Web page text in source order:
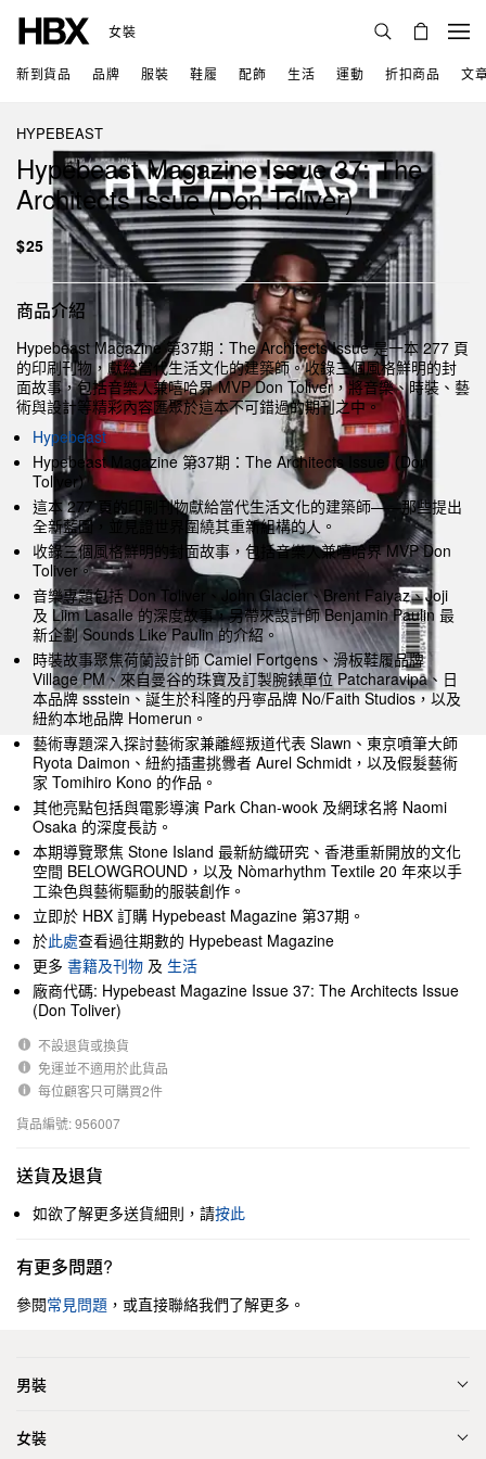
女裝
新到貨品 品牌 服裝 鞋履 配飾 生活 運動 折扣商品 文
HYPEBEAST
Hypebeast Magazine Issue 37: The
Architects Issue (Don Toliver)
$25
商品介紹
Hypebeast Magazine 第37期：The Architects Issue 是一本 277 頁
的印刷刊物，獻給當代生活文化的建築師。收錄三個風格鮮明的封
面故事，包括音樂人兼嘻哈界 MVP Don Toliver，將音樂、時裝、藝
術與設計等精彩內容匯聚於這本不可錯過的期刊之中。
Hypebeast
Hypebeast Magazine 第37期：The Architects Issue（Don
Toliver）
這本 277 頁的印刷刊物獻給當代生活文化的建築師——那些提出
全新藍圖，並見證世界圍繞其重新組構的人。
收錄三個風格鮮明的封面故事，包括音樂人兼嘻哈界 MVP Don
Toliver。
音樂專題包括 Don Toliver、John Glacier、Brent Faiyaz、Joji
及 Liim Lasalle 的深度故事，另帶來設計師 Benjamin Paulin 最
新企劃 Sounds Like Paulin 的介紹。
時裝故事聚焦荷蘭設計師 Camiel Fortgens、滑板鞋履品牌
Village PM、來自曼谷的珠寶及訂製腕錶單位 Patcharavipa、日
本品牌 ssstein、誕生於科隆的丹寧品牌 No/Faith Studios，以及
紐約本地品牌 Homerun。
藝術專題深入探討藝術家兼離經叛道代表 Slawn、東京噴筆大師
Ryota Daimon、紐約插畫挑釁者 Aurel Schmidt，以及假髮藝術
家 Tomihiro Kono 的作品。
其他亮點包括與電影導演 Park Chan-wook 及網球名將 Naomi
Osaka 的深度長訪。
本期導覽聚焦 Stone Island 最新紡織研究、香港重新開放的文化
空間 BELOWGROUND，以及 Nòmarhythm Textile 20 年來以手
工染色與藝術驅動的服裝創作。
立即於 HBX 訂購 Hypebeast Magazine 第37期。
於此處查看過往期數的 Hypebeast Magazine
更多 書籍及刊物 及 生活
廠商代碼: Hypebeast Magazine Issue 37: The Architects Issue
(Don Toliver)
不設退貨或換貨
免運並不適用於此貨品
每位顧客只可購買2件
貨品編號: 956007
送貨及退貨
如欲了解更多送貨細則，請按此
有更多問題?
參閱常見問題 ，或直接聯絡我們了解更多。
男裝
女裝